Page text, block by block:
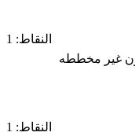
النقاط: 1
غير مخططه
النقاط: 1